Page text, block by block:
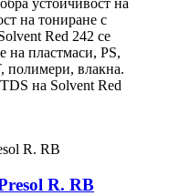
устойчивост на
на тониране с
Red 242 се
на пластмаси, PS,
полимери, влакна.
на Solvent Red
R. RB